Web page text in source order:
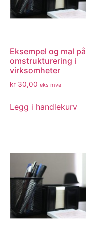
Eksempel og mal på
omstrukturering i
virksomheter
kr 30,00 eks mva
Legg i handlekurv